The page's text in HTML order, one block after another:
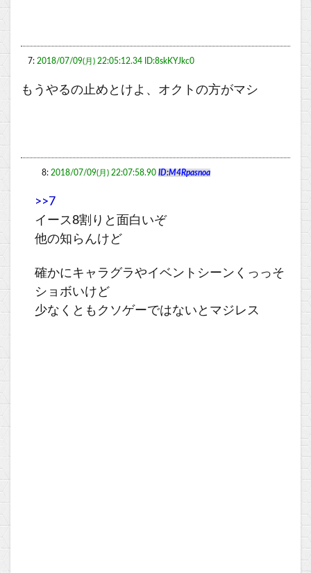
7: 2018/07/09(月) 22:05:12.34 ID:8skKYJkc0
もうやるの止めとけよ、オクトの方がマシ
8: 2018/07/09(月) 22:07:58.90 ID:M4Rpasnoa
>>7
イース8割りと面白いぞ
他の知らんけど
確かにキャラグラやイベントシーンくっっそ
ショボいけど
少なくともクソゲーではないとマジレス